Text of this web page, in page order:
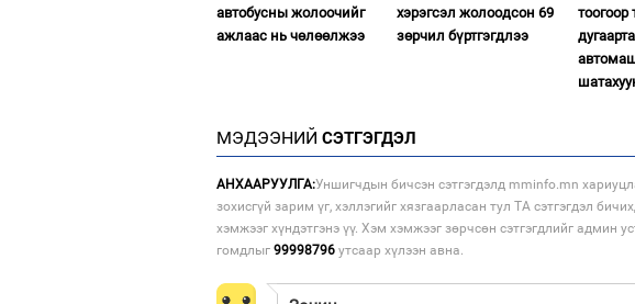
автобусны жолоочийг
ажлаас нь чөлөөлжээ
хэрэгсэл жолоодсон 69
зөрчил бүртгэгдлээ
тоогоор
МЭДЭЭНИЙ СЭТГЭГДЭЛ
АНХААРУУЛГА:Уншигчдын бичсэн сэтгэгдэлд mminfo.mn
зохисгүй зарим үг, хэллэгийг хязгаарласан тул ТА сэтгэгдэл
хэмжээг хүндэтгэнэ үү. Хэм хэмжээг зөрчсөн сэтгэгдлийг админ
гомдлыг 99998796 утсаар хүлээн авна.